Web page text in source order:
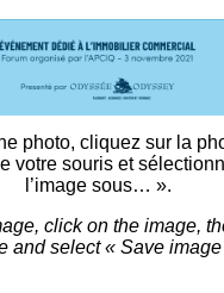
photo, cliquez sur la
votre souris et
l’image sous… ».
click on the image,
and select « Save